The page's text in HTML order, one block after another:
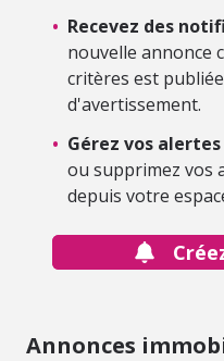
• Recevez des
nouvelle annonce
critères est
d'avertissement.
• Gérez vos
ou supprimez vos
depuis votre
Annonces